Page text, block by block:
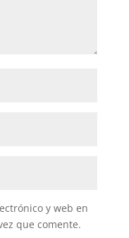
y web en
que comente.